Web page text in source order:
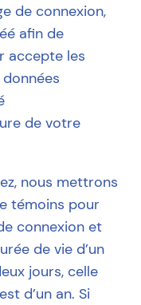
de connexion,
afin de
accepte les
de votre
nous mettrons
témoins pour
connexion et
de vie d’un
jours, celle
d’un an. Si